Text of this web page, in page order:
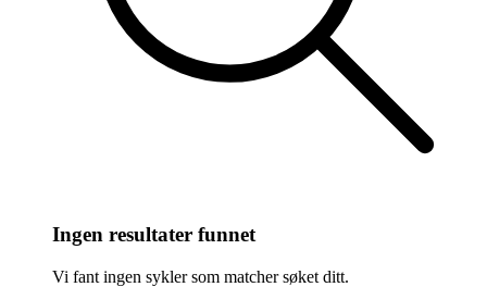
Ingen resultater funnet
Vi fant ingen sykler som matcher søket ditt.